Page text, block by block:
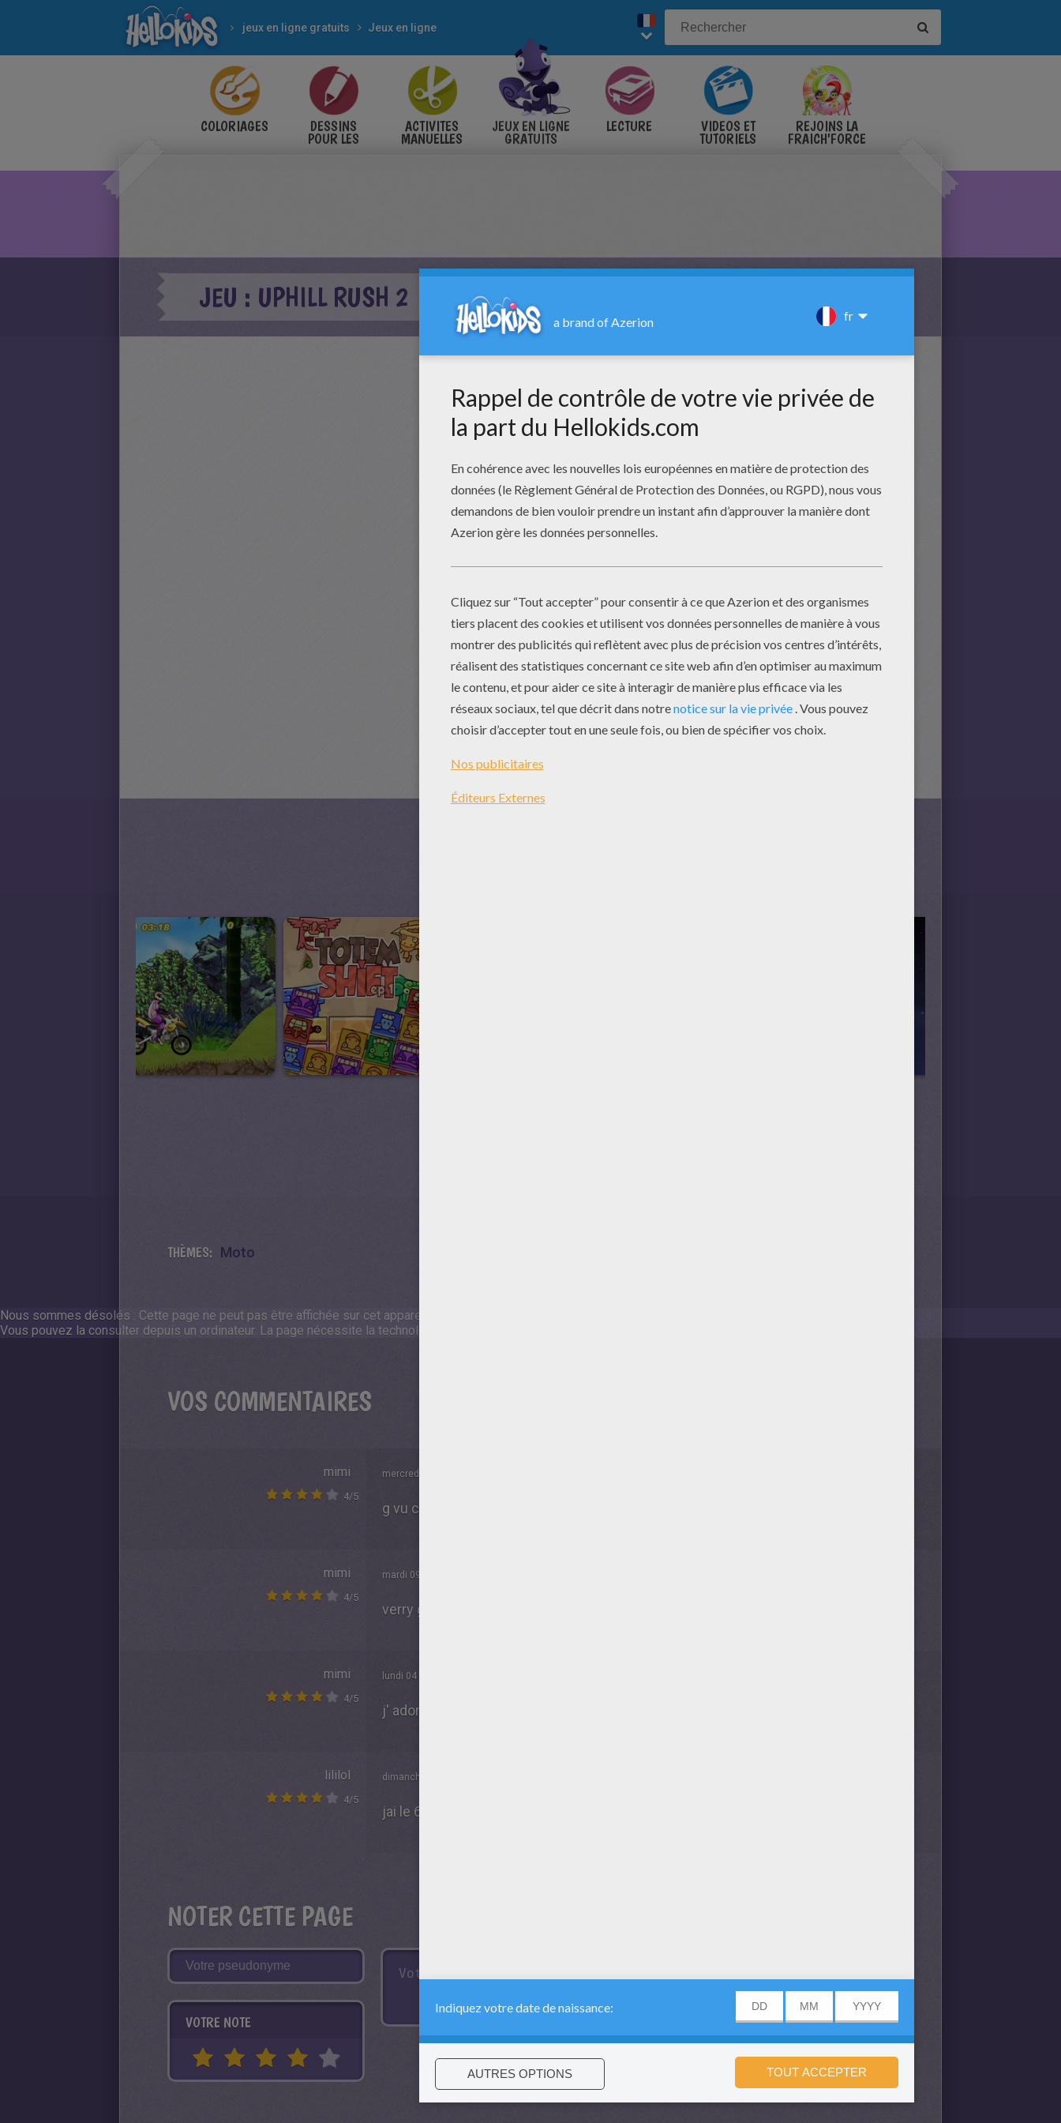
jeux en ligne gratuits Jeux en ligne
COLORIAGES DESSINS
POUR LES
ACTIVITES
MANUELLES
JEUX EN LIGNE
GRATUITS
LECTURE VIDÉOS ET
TUTORIELS
REJOINS LA
FRAICH'FORCE
JEU : UPHILL RUSH 2
THÈMES: Moto
Nous sommes désolés : Cette page ne peut pas être affichée sur cet appareil.
Vous pouvez la consulter depuis un ordinateur. La page nécessite la technologie Flash qui n'est disponible ni sur mobile, ni sur tablette.
VOS COMMENTAIRES
mimi
4/5
mercredi 09 Septembre 2015 à 12h01
g vu ce site sur Femina
mimi
4/5
mardi 09 Juin 2015 à 17h02
verry gut
mimi
4/5
lundi 04 Mai 2015 à 16h58
j' adore ce jeu!!!!!!!!!!!!!!!!!!!!!!!!!!!!!!!!
lililol
4/5
dimanche 15 Février 2015 à 18h53
jai le 6 et j'ai tout réussi
NOTER CETTE PAGE
VOTRE NOTE